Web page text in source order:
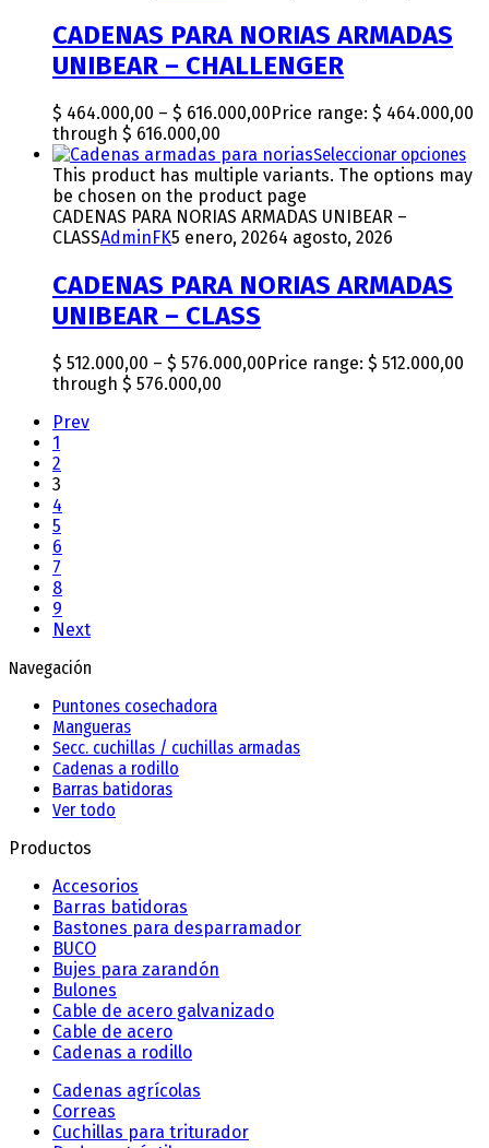
CADENAS PARA NORIAS ARMADAS
UNIBEAR – CHALLENGER
$ 464.000,00 – $ 616.000,00Price range: $ 464.000,00
through $ 616.000,00
Seleccionar opciones
This product has multiple variants. The options may
be chosen on the product page
CADENAS PARA NORIAS ARMADAS UNIBEAR –
CLASSAdminFK5 enero, 20264 agosto, 2026
CADENAS PARA NORIAS ARMADAS
UNIBEAR – CLASS
$ 512.000,00 – $ 576.000,00Price range: $ 512.000,00
through $ 576.000,00
Prev
1
2
3
4
5
6
7
8
9
Next
Navegación
Puntones cosechadora
Mangueras
Secc. cuchillas / cuchillas armadas
Cadenas a rodillo
Barras batidoras
Ver todo
Productos
Accesorios
Barras batidoras
Bastones para desparramador
BUCO
Bujes para zarandón
Bulones
Cable de acero galvanizado
Cable de acero
Cadenas a rodillo
Cadenas agrícolas
Correas
Cuchillas para triturador